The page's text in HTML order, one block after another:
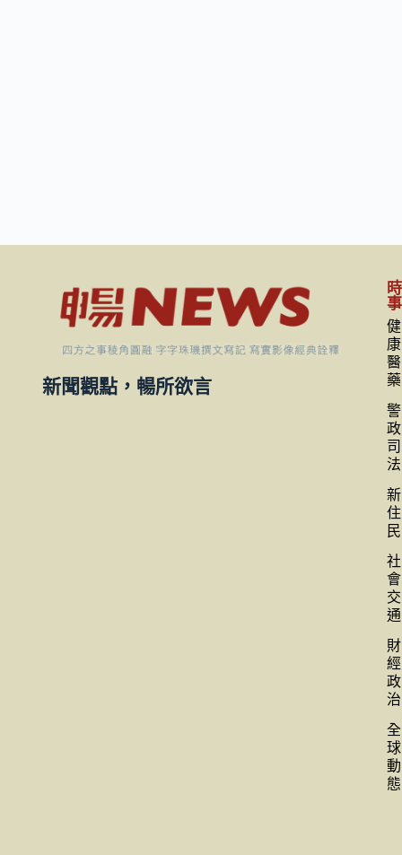
新聞觀點，暢所欲言
時
事
健
康
醫
藥
警
政
司
法
新
住
民
社
會
交
通
財
經
政
治
全
球
動
態